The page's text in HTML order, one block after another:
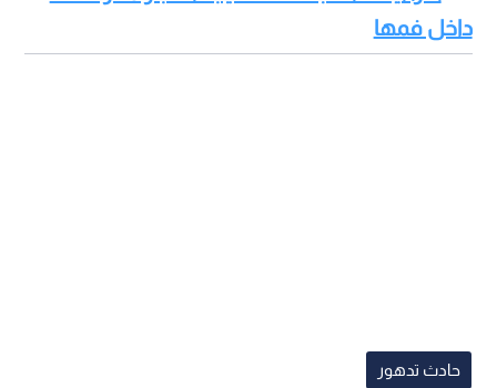
داخل فمها
حادث تدهور